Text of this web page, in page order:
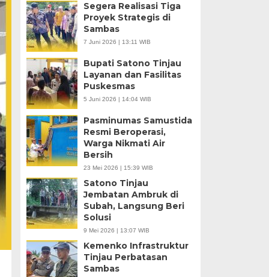
Segera Realisasi Tiga
Proyek Strategis di
Sambas
7 Juni 2026 | 13:11 WIB
Bupati Satono Tinjau
Layanan dan Fasilitas
Puskesmas
5 Juni 2026 | 14:04 WIB
Pasminumas Samustida
Resmi Beroperasi,
Warga Nikmati Air
Bersih
23 Mei 2026 | 15:39 WIB
Satono Tinjau
Jembatan Ambruk di
Subah, Langsung Beri
Solusi
9 Mei 2026 | 13:07 WIB
Kemenko Infrastruktur
Tinjau Perbatasan
Sambas